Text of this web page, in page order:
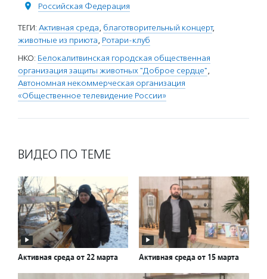
Российская Федерация
ТЕГИ: Активная среда, благотворительный концерт,
животные из приюта, Ротари-клуб
НКО: Белокалитвинская городская общественная
организация защиты животных "Доброе сердце",
Автономная некоммерческая организация
«Общественное телевидение России»
ВИДЕО ПО ТЕМЕ
Активная среда от 22 марта Активная среда от 15 марта